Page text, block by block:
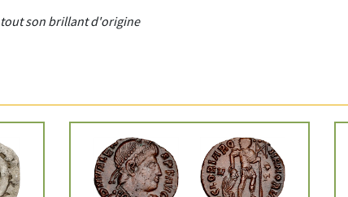
tout son brillant d'origine